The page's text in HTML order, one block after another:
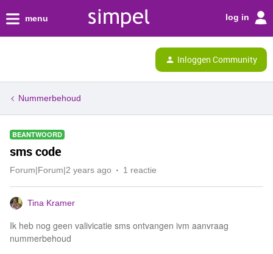
menu log in
Inloggen Community
Nummerbehoud
BEANTWOORD
sms code
Forum|Forum|2 years ago 1 reactie
Tina Kramer
Ik heb nog geen valivicatie sms ontvangen ivm aanvraag
nummerbehoud